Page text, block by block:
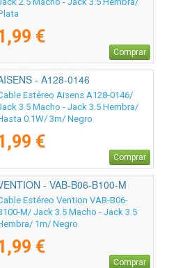
€
Comprar
- A128-0146
Estéreo Aisens A128-0146/
3.5 Macho - Jack 3.5 Hembra/
0.1W/ 3m/ Negro
€
Comprar
- VAB-B06-B100-M
Estéreo Vention VAB-B06-
M/ Jack 3.5 Macho - Jack 3.5
1m/ Negro
€
Comprar